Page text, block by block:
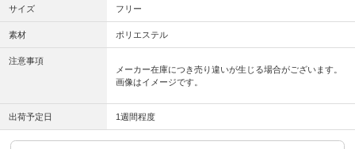
サイズ フリー
素材 ポリエステル
注意事項
メーカー在庫につき売り違いが生じる場合がございます。
画像はイメージです。
出荷予定日 1週間程度